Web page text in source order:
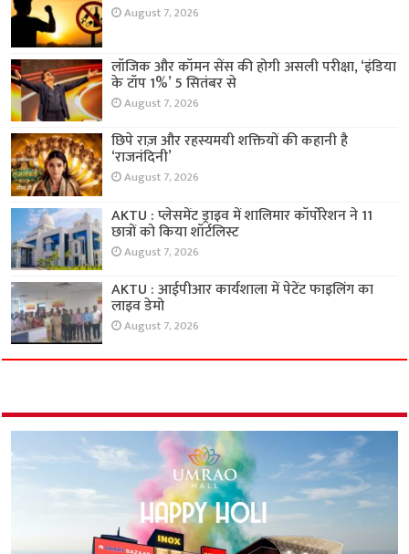
August 7, 2026
लॉजिक और कॉमन सेंस की होगी असली परीक्षा, ‘इंडिया
के टॉप 1%’ 5 सितंबर से
August 7, 2026
छिपे राज़ और रहस्यमयी शक्तियों की कहानी है
‘राजनंदिनी’
August 7, 2026
AKTU : प्लेसमेंट ड्राइव में शालिमार कॉर्पोरेशन ने 11
छात्रों को किया शॉर्टलिस्ट
August 7, 2026
AKTU : आईपीआर कार्यशाला में पेटेंट फाइलिंग का
लाइव डेमो
August 7, 2026